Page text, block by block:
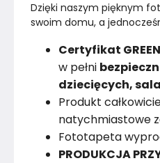
Dzięki naszym pięknym
swoim domu, a
Certyfikat
w pełni
dziecięcych,
Produkt
natychmiastowe
Fototapeta
PRODUKCJA